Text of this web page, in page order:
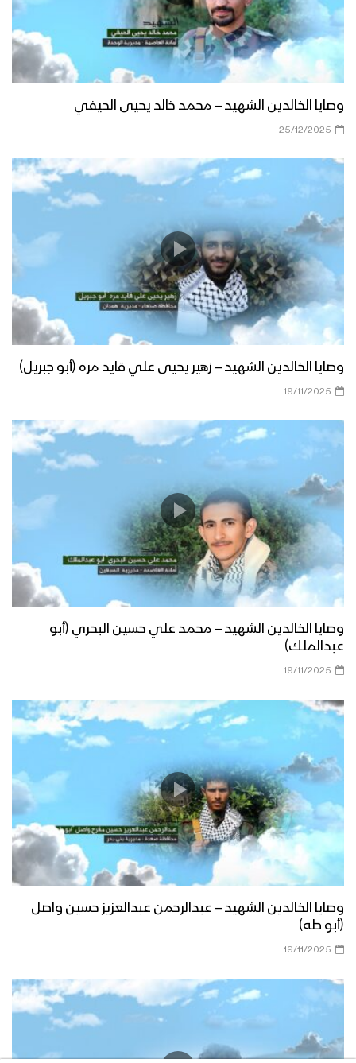
وصايا الخالدين الشهيد – محمد خالد يحيى الحيفي
25/12/2025
وصايا الخالدين الشهيد – زهير يحيى علي قايد مره (أبو جبريل)
19/11/2025
وصايا الخالدين الشهيد – محمد علي حسين البحري (أبو
عبدالملك)
19/11/2025
وصايا الخالدين الشهيد – عبدالرحمن عبدالعزيز حسين واصل
(أبو طه)
19/11/2025